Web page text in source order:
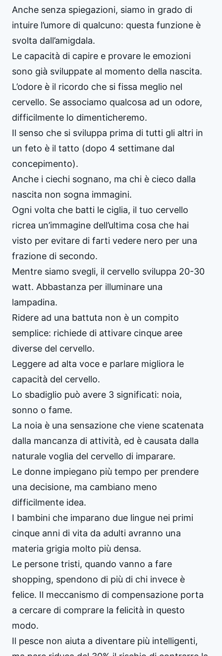
Anche senza spiegazioni, siamo in grado di
intuire l’umore di qualcuno: questa funzione è
svolta dall’amigdala.
Le capacità di capire e provare le emozioni
sono già sviluppate al momento della nascita.
L’odore è il ricordo che si fissa meglio nel
cervello. Se associamo qualcosa ad un odore,
difficilmente lo dimenticheremo.
Il senso che si sviluppa prima di tutti gli altri in
un feto è il tatto (dopo 4 settimane dal
concepimento).
Anche i ciechi sognano, ma chi è cieco dalla
nascita non sogna immagini.
Ogni volta che batti le ciglia, il tuo cervello
ricrea un’immagine dell’ultima cosa che hai
visto per evitare di farti vedere nero per una
frazione di secondo.
Mentre siamo svegli, il cervello sviluppa 20-30
watt. Abbastanza per illuminare una
lampadina.
Ridere ad una battuta non è un compito
semplice: richiede di attivare cinque aree
diverse del cervello.
Leggere ad alta voce e parlare migliora le
capacità del cervello.
Lo sbadiglio può avere 3 significati: noia,
sonno o fame.
La noia è una sensazione che viene scatenata
dalla mancanza di attività, ed è causata dalla
naturale voglia del cervello di imparare.
Le donne impiegano più tempo per prendere
una decisione, ma cambiano meno
difficilmente idea.
I bambini che imparano due lingue nei primi
cinque anni di vita da adulti avranno una
materia grigia molto più densa.
Le persone tristi, quando vanno a fare
shopping, spendono di più di chi invece è
felice. Il meccanismo di compensazione porta
a cercare di comprare la felicità in questo
modo.
Il pesce non aiuta a diventare più intelligenti,